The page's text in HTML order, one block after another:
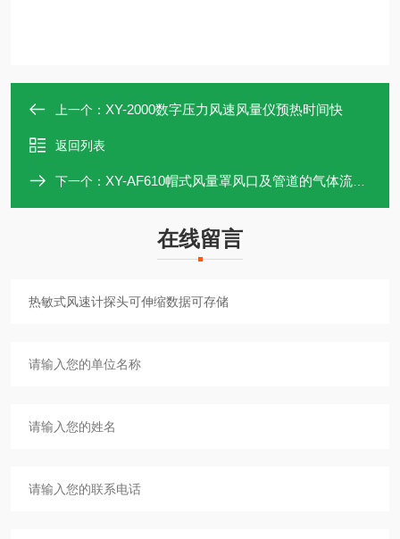
上一个： XY-2000数字压力风速风量仪预热时间快
返回列表
下一个： XY-AF610帽式风量罩风口及管道的气体流量及温度
在线留言